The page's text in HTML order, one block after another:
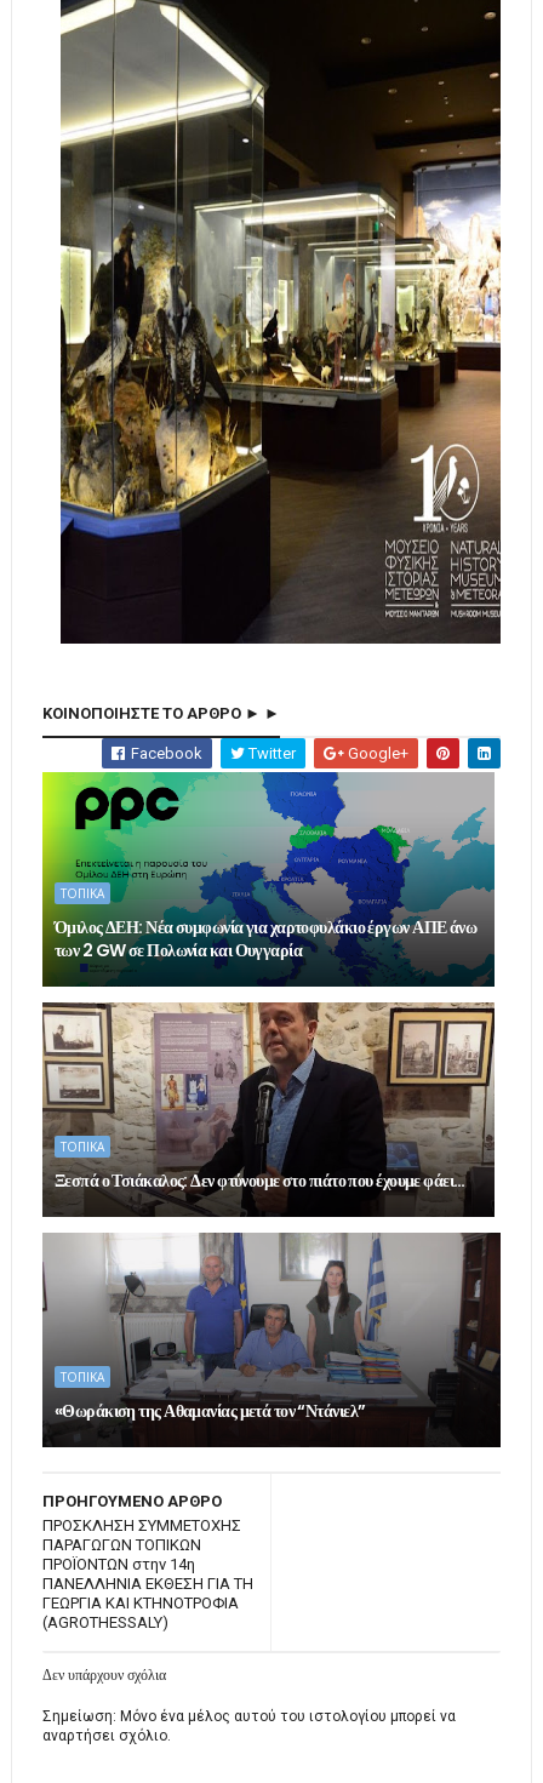
ΚΟΙΝΟΠΟΙΗΣΤΕ ΤΟ ΑΡΘΡΟ ► ►
Facebook Twitter Google+
ΤΟΠΙΚΑ
Όμιλος ΔΕΗ: Νέα συμφωνία για χαρτοφυλάκιο έργων ΑΠΕ άνω
των 2 GW σε Πολωνία και Ουγγαρία
ΤΟΠΙΚΑ
Ξεσπά ο Τσιάκαλος: Δεν φτύνουμε στο πιάτο που έχουμε φάει…
ΤΟΠΙΚΑ
«Θωράκιση της Αθαμανίας μετά τον “Ντάνιελ”
ΠΡΟΗΓΟΥΜΕΝΟ ΑΡΘΡΟ
ΠΡΟΣΚΛΗΣΗ ΣΥΜΜΕΤΟΧΗΣ
ΠΑΡΑΓΩΓΩΝ ΤΟΠΙΚΩΝ
ΠΡΟΪΟΝΤΩΝ στην 14η
ΠΑΝΕΛΛΗΝΙΑ ΕΚΘΕΣΗ ΓΙΑ ΤΗ
ΓΕΩΡΓΙΑ ΚΑΙ ΚΤΗΝΟΤΡΟΦΙΑ
(AGROTHESSALY)
Δεν υπάρχουν σχόλια
Σημείωση: Μόνο ένα μέλος αυτού του ιστολογίου μπορεί να
αναρτήσει σχόλιο.